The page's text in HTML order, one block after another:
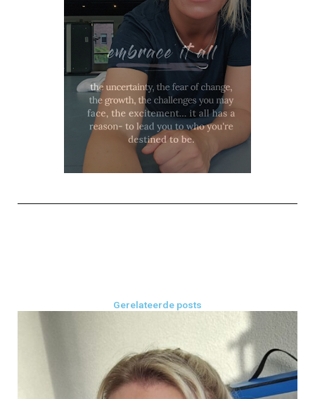
Gerelateerde posts